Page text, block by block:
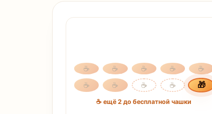
☕ ☕ ☕ ☕
☕
☕
☕ ☕ ☕ 🎁
☕ ещё 2 до бесплатной чашки